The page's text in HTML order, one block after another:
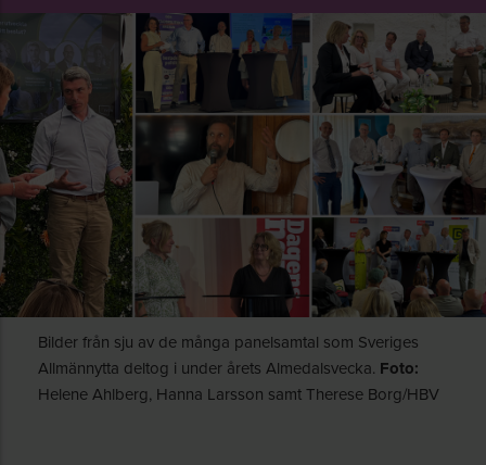
Bilder från sju av de många panelsamtal som Sveriges
Allmännytta deltog i under årets Almedalsvecka. Foto:
Helene Ahlberg, Hanna Larsson samt Therese Borg/HBV